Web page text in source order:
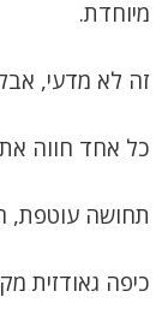
מיוחדת.
זה לא מדעי,
כל אחד חווה
תחושה עוטפת,
כיפה גאודזית